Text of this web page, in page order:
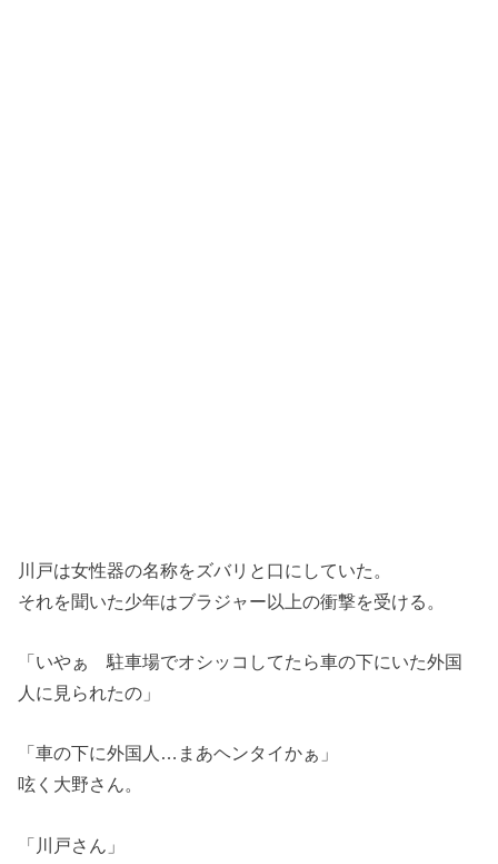
川戸は女性器の名称をズバリと口にしていた。
それを聞いた少年はブラジャー以上の衝撃を受ける。
「いやぁ 駐車場でオシッコしてたら車の下にいた外国
人に見られたの」
「車の下に外国人…まあヘンタイかぁ」
呟く大野さん。
「川戸さん」